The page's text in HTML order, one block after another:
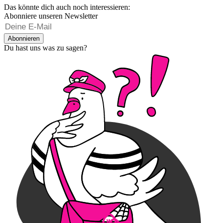
Das könnte dich auch noch interessieren:
Abonniere unseren Newsletter
Abonnieren
Du hast uns was zu sagen?